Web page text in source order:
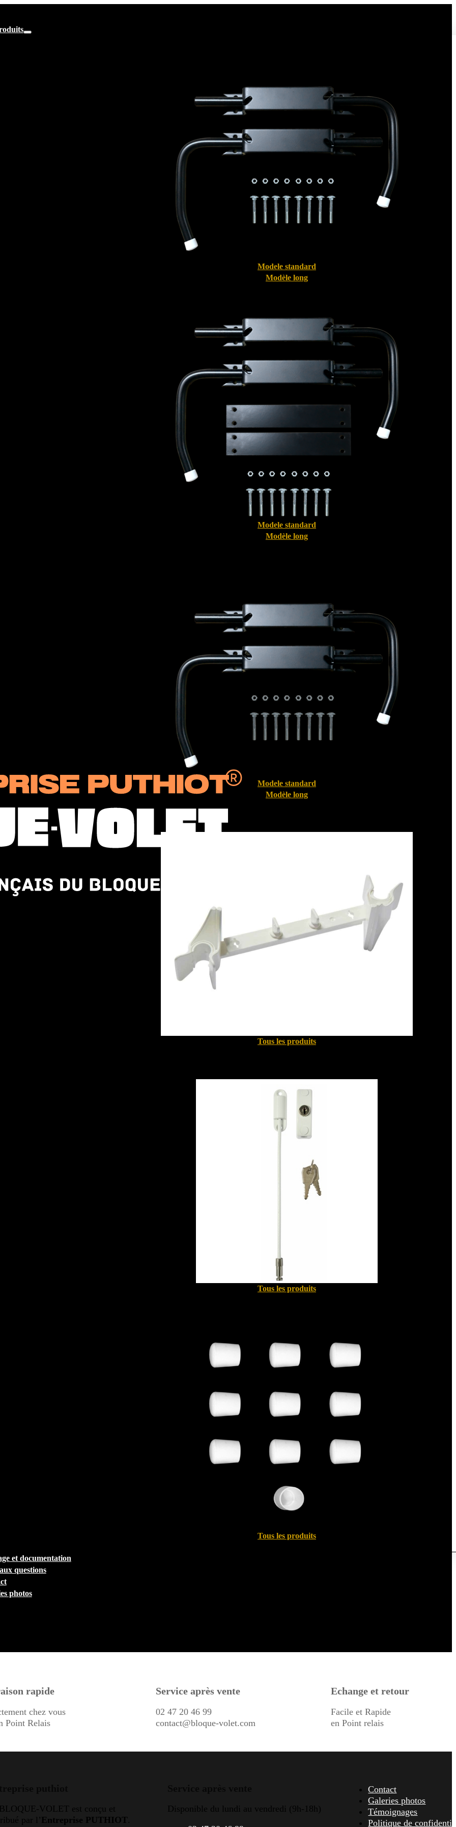
Modele standard
Modèle long
Modele standard
Modèle long
Modele standard
Modèle long
Tous les produits
Tous les produits
Tous les produits
et documentation
questions
photos
rapide
chez vous
Point Relais
Service après vente
02 47 20 46 99
contact@bloque-volet.com
Echange et retour
Facile et Rapide
en Point relais
VOLET est conçu et
par l’ Entreprise PUTHIOT.
Disponible du lundi au vendredi (9h-18h)
Contact
Galeries photos
Témoignages
Politique de